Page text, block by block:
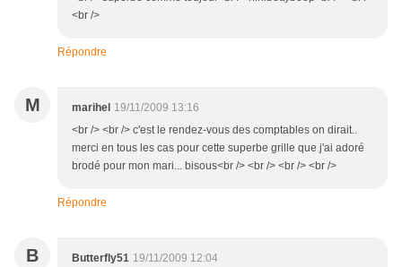
<br />
Répondre
M marihel 19/11/2009 13:16
<br /> <br /> c'est le rendez-vous des comptables on dirait..
merci en tous les cas pour cette superbe grille que j'ai adoré
brodé pour mon mari... bisous<br /> <br /> <br /> <br />
Répondre
B Butterfly51 19/11/2009 12:04